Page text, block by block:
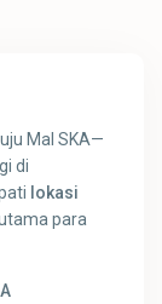
Mal SKA—
di
lokasi
para